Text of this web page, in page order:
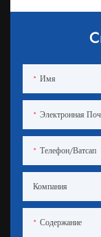
Имя
Электронная
Телефон/ватсап
Компания
Содержание